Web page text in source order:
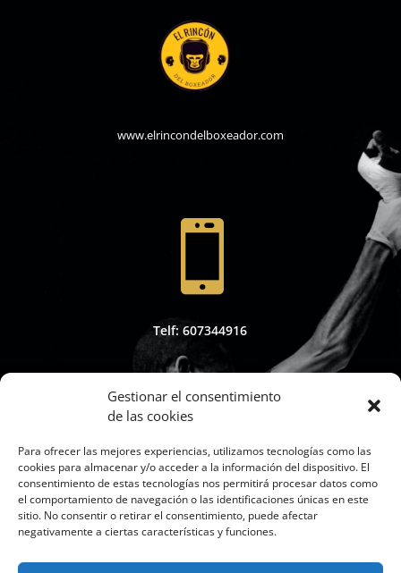
Gestionar el consentimiento
de las cookies
Para ofrecer las mejores experiencias, utilizamos tecnologías como las
cookies para almacenar y/o acceder a la información del dispositivo. El
consentimiento de estas tecnologías nos permitirá procesar datos como
el comportamiento de navegación o las identificaciones únicas en este
sitio. No consentir o retirar el consentimiento, puede afectar
negativamente a ciertas características y funciones.
www.elrincondelboxeador.com

Telf: 607344916

Whapsap: 607344916